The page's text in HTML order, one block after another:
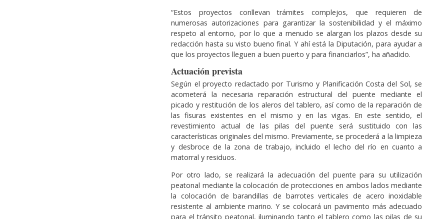
“Estos proyectos conllevan trámites complejos, que requieren de
numerosas autorizaciones para garantizar la sostenibilidad y el máximo
respeto al entorno, por lo que a menudo se alargan los plazos desde su
redacción hasta su visto bueno final. Y ahí está la Diputación, para ayudar a
que los proyectos lleguen a buen puerto y para financiarlos”, ha añadido.
Actuación prevista
Según el proyecto redactado por Turismo y Planificación Costa del Sol, se
acometerá la necesaria reparación estructural del puente mediante el
picado y restitución de los aleros del tablero, así como de la reparación de
las fisuras existentes en el mismo y en las vigas. En este sentido, el
revestimiento actual de las pilas del puente será sustituido con las
características originales del mismo. Previamente, se procederá a la limpieza
y desbroce de la zona de trabajo, incluido el lecho del río en cuanto a
matorral y residuos.
Por otro lado, se realizará la adecuación del puente para su utilización
peatonal mediante la colocación de protecciones en ambos lados mediante
la colocación de barandillas de barrotes verticales de acero inoxidable
resistente al ambiente marino. Y se colocará un pavimento más adecuado
para el tránsito peatonal, iluminando tanto el tablero como las pilas de su